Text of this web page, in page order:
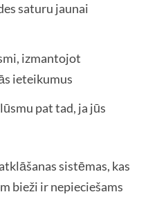
saturu jaunai
izmantojot
ieteikumus
pat tad, ja jūs
sistēmas, kas
bieži ir nepieciešams